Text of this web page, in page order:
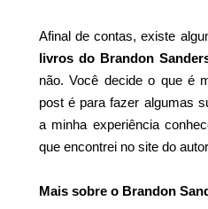
Afinal de contas, existe
livros do Brandon
não. Você decide o que é
post é para fazer algumas
a minha experiência
que encontrei no site do
Mais sobre o Brandon